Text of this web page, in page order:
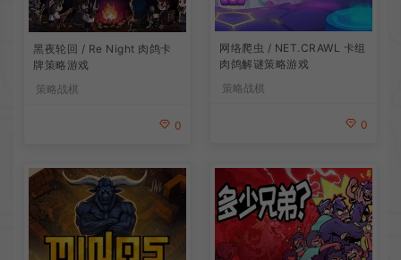
黑夜轮回 / Re Night 肉鸽卡
牌策略游戏
策略战棋
0
网络爬虫 / NET.CRAWL 卡组
肉鸽解谜策略游戏
策略战棋
0